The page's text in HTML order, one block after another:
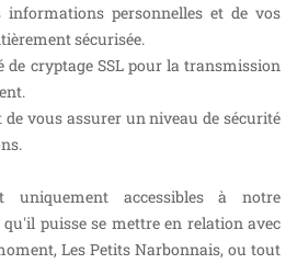
personnelles et de vos
sécurisée.
de cryptage SSL pour la transmission
de vous assurer un niveau de sécurité
uniquement accessibles à notre
puisse se mettre en relation avec
Les Petits Narbonnais, ou tout